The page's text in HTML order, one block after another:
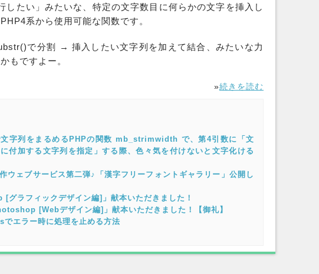
したい」みたいな、特定の文字数目に何らかの文字 を挿入 し
系から使用可能な関数です。
で分割 → 挿入したい文字列を加えて結合、みたいな力
もですよー。
»続きを読む
字列をまるめるPHPの関数 mb_strimwidth で、第4引数に「文
付加する文字列を指定」する際、色々気を付けないと文字化ける
ウェブサービス第二弾♪「漢字フリーフォントギャラリー」公開し
[グラフィックデザイン編]」献本いただきました！
[Webデザイン編]」献本いただきました！【御礼】
エラー時に処理を止める方法